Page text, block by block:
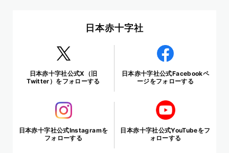
日本赤十字社
日本赤十字社公式X（旧
Twitter）をフォローする
日本赤十字社公式Facebookペ
ージをフォローする
日本赤十字社公式Instagramを
フォローする
日本赤十字社公式YouTubeをフ
ォローする